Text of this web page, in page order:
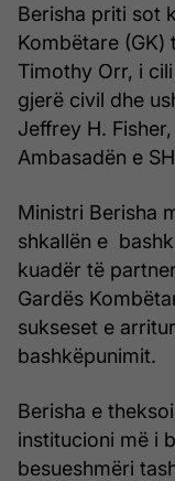
Berisha priti sot
Kombëtare (GK)
Timothy Orr, i
gjerë civil dhe
Jeffrey H.
Ambasadën e
Ministri Berisha
shkallën e
kuadër të
Gardës
sukseset e
bashkëpunimit.
Berisha e
institucioni më i
besueshmëri